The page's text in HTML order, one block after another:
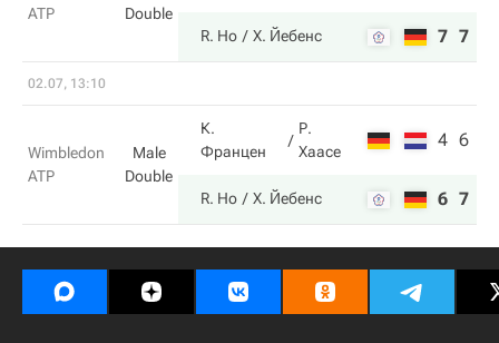
ATP
Double
R. Ho Х. Йебенс 7 7
02.07, 13:10
Wimbledon
ATP
Male
Double
К.
Францен
Р.
Хаасе
4 6
R. Ho Х. Йебенс 6 7